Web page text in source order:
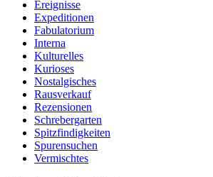
Ereignisse
Expeditionen
Fabulatorium
Interna
Kulturelles
Kurioses
Nostalgisches
Rausverkauf
Rezensionen
Schrebergarten
Spitzfindigkeiten
Spurensuchen
Vermischtes